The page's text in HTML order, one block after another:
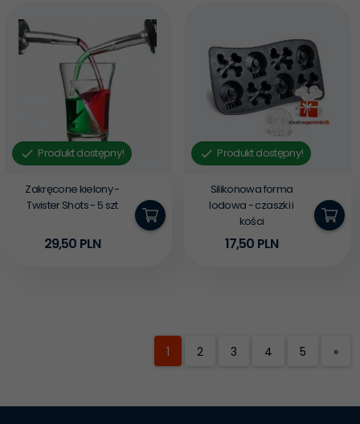
Produkt dostępny!
Zakręcone kielony -
Twister Shots - 5 szt
29,50 PLN
Produkt dostępny!
Silikonowa forma
lodowa - czaszki i
kości
17,50 PLN
1 2 3 4 5 »